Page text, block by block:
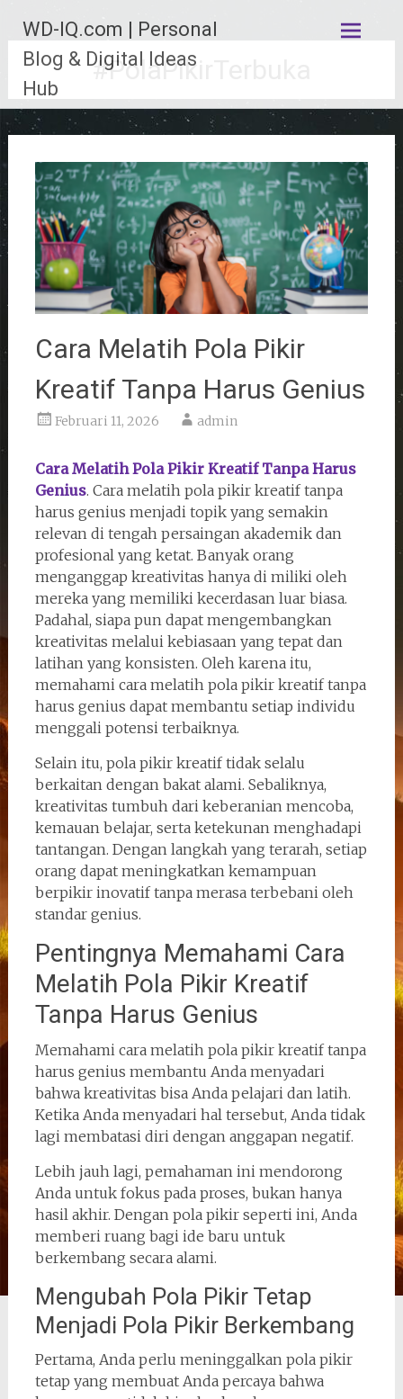
konten
WD-IQ.com | Personal
Blog & Digital Ideas
Hub
#PolaPikirTerbuka
Cara Melatih Pola Pikir
Kreatif Tanpa Harus Genius
Februari 11, 2026 admin
Cara Melatih Pola Pikir Kreatif Tanpa Harus
Genius. Cara melatih pola pikir kreatif tanpa
harus genius menjadi topik yang semakin
relevan di tengah persaingan akademik dan
profesional yang ketat. Banyak orang
menganggap kreativitas hanya di miliki oleh
mereka yang memiliki kecerdasan luar biasa.
Padahal, siapa pun dapat mengembangkan
kreativitas melalui kebiasaan yang tepat dan
latihan yang konsisten. Oleh karena itu,
memahami cara melatih pola pikir kreatif tanpa
harus genius dapat membantu setiap individu
menggali potensi terbaiknya.
Selain itu, pola pikir kreatif tidak selalu
berkaitan dengan bakat alami. Sebaliknya,
kreativitas tumbuh dari keberanian mencoba,
kemauan belajar, serta ketekunan menghadapi
tantangan. Dengan langkah yang terarah, setiap
orang dapat meningkatkan kemampuan
berpikir inovatif tanpa merasa terbebani oleh
standar genius.
Pentingnya Memahami Cara
Melatih Pola Pikir Kreatif
Tanpa Harus Genius
Memahami cara melatih pola pikir kreatif tanpa
harus genius membantu Anda menyadari
bahwa kreativitas bisa Anda pelajari dan latih.
Ketika Anda menyadari hal tersebut, Anda tidak
lagi membatasi diri dengan anggapan negatif.
Lebih jauh lagi, pemahaman ini mendorong
Anda untuk fokus pada proses, bukan hanya
hasil akhir. Dengan pola pikir seperti ini, Anda
memberi ruang bagi ide baru untuk
berkembang secara alami.
Mengubah Pola Pikir Tetap
Menjadi Pola Pikir Berkembang
Pertama, Anda perlu meninggalkan pola pikir
tetap yang membuat Anda percaya bahwa